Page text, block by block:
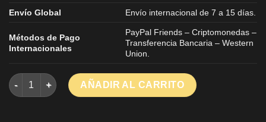
Envío Global Envío internacional de 7 a 15 días.
Métodos de Pago
Internacionales
PayPal Friends – Criptomonedas –
Transferencia Bancaria – Western
Union.
Réplica Reloj Omega Speedmaster Dark Side Of The Moon
AÑADIR AL CARRITO